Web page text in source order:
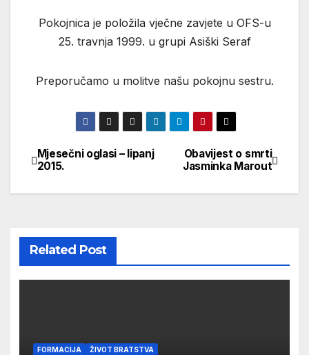
Pokojnica je položila vječne zavjete u OFS-u
25. travnja 1999. u grupi Asiški Seraf
Preporučamo u molitve našu pokojnu sestru.
Navigacija
objava
Obavijest o smrti
Jasminka Marout
Mjesečni oglasi – lipanj
2015.
Related Post
FORMACIJA ŽIVOT BRATSTVA